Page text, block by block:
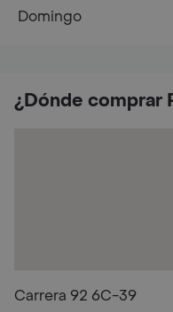
¿Dónde comprar
Carrera 92 6C-39
Domingo